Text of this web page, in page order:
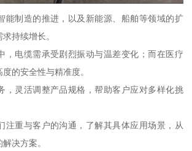
能制造的推进，以及新能源、船舶等领域的扩
持续增长。
，电缆需承受剧烈振动与温差变化；而在医疗
的安全性与精准度。
，灵活调整产品规格，帮助客户应对多样化挑
注重与客户的沟通，了解其具体应用场景，从
决方案。